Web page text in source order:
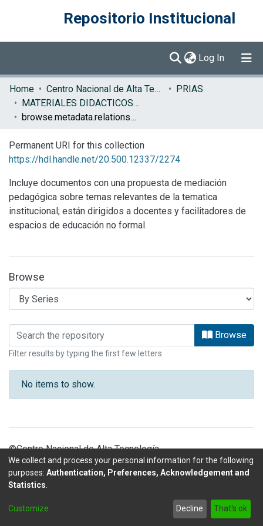
Repositorio Institucional
Log In (current)
Communities & Collections
Browse DSpace
Home Centro Nacional de Alta Tecnología (CENAT)
PRIAS
MATERIALES DIDACTICOS PRIAS
browse.metadata.relationseries.breadcrumbs
Permanent URI for this collection
https://hdl.handle.net/20.500.12337/2274
Incluye documentos con una propuesta de mediación
pedagógica sobre temas relevantes de la tematica
institucional; están dirigidos a docentes y facilitadores de
espacios de educación no formal.
Browse
Browsing MATERIALES Browse
Filter results by typing the first few letters
No items to show.
©Centro Nacional de Alta Tecnología
DSpace software copyright © 2002-2026LYRASIS
footer.link.politicas
We collect and process your personal information for the following
purposes: Authentication, Preferences, Acknowledgement and
Statistics
Customize Decline That's ok